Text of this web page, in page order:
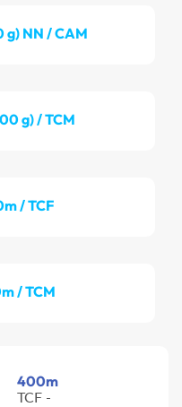
NN / CAM
g) / TCM
/ TCF
/ TCM
400m
TCF -